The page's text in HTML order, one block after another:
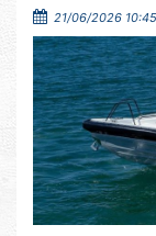
21/06/2026